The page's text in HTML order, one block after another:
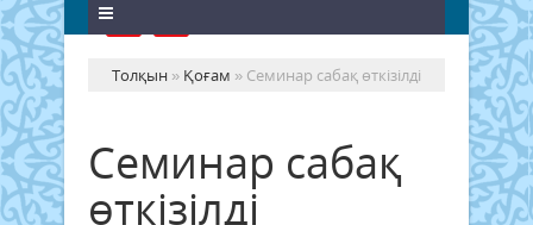
Толқын » Қоғам » Семинар сабақ өткізілді
Семинар сабақ
өткізілді